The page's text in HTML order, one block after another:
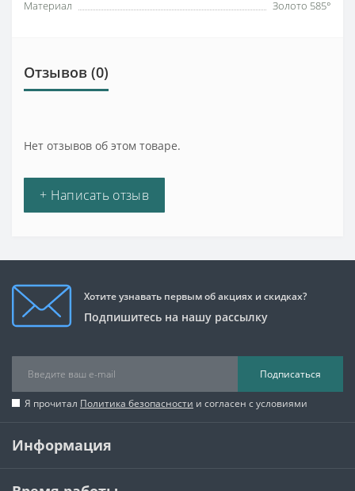
Материал
Золото 585°
Отзывов (0)
Нет отзывов об этом товаре.
+ Написать отзыв
Хотите узнавать первым об акциях и скидках?
Подпишитесь на нашу рассылку
Подписаться
Я прочитал Политика безопасности и согласен с условиями
Информация